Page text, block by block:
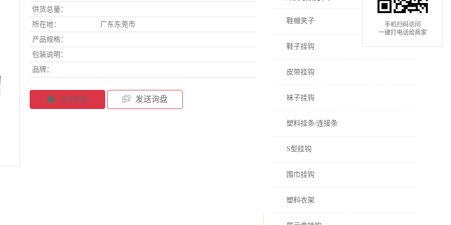
供货总量：
所在地：
广东东莞市
产品规格：
包装说明：
品牌：
QQ交谈 发送询盘
鞋帽夹子
鞋子挂钩
皮带挂钩
袜子挂钩
塑料挂条/连接条
S型挂钩
围巾挂钩
塑料衣架
手机扫码访问
一键打电话给商家